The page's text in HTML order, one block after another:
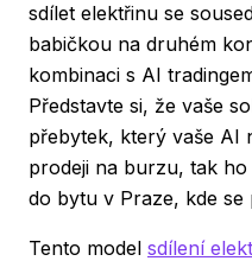
sdílet elektřinu se
babičkou na druhém
kombinaci s AI
Představte si, že vaše
přebytek, který vaše AI
prodeji na burzu, tak
do bytu v Praze, kde
Tento model sdílení